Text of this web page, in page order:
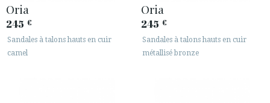
Oria
245 €
Sandales à talons hauts en cuir
camel
Oria
245 €
Sandales à talons hauts en cuir
métallisé bronze